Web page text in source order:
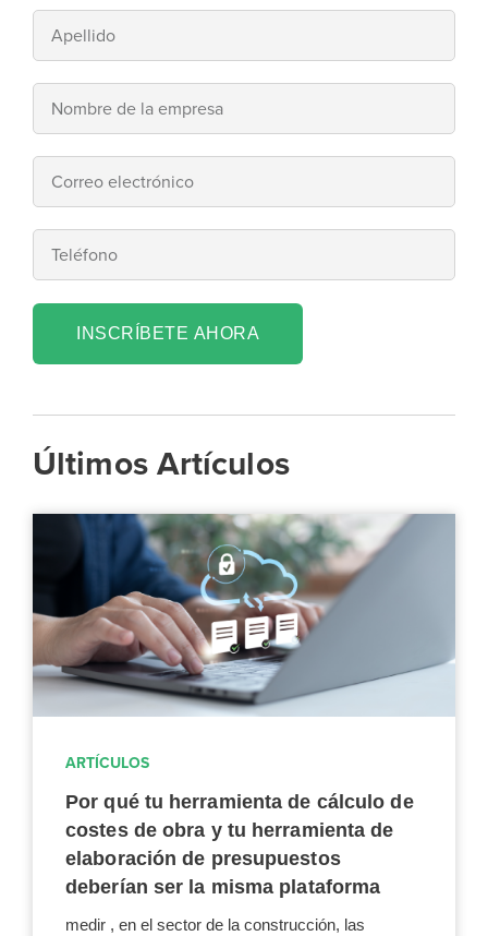
INSCRÍBETE AHORA
Últimos Artículos
ARTÍCULOS
Por qué tu herramienta de cálculo de
costes de obra y tu herramienta de
elaboración de presupuestos
deberían ser la misma plataforma
medir , en el sector de la construcción, las